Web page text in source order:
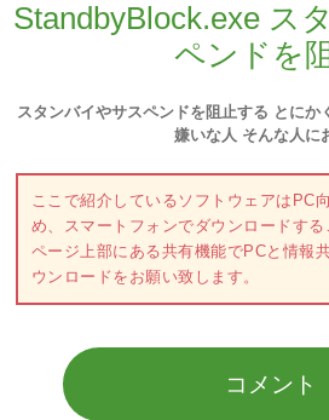
StandbyBlock.exe ス
ペンドを
スタンバイやサスペンドを阻止する とにか
嫌いな人 そんな人に
ここで紹介しているソフトウェアはPC
め、スマートフォンでダウンロードする
ページ上部にある共有機能でPCと情報
ウンロードをお願い致します。
コメント